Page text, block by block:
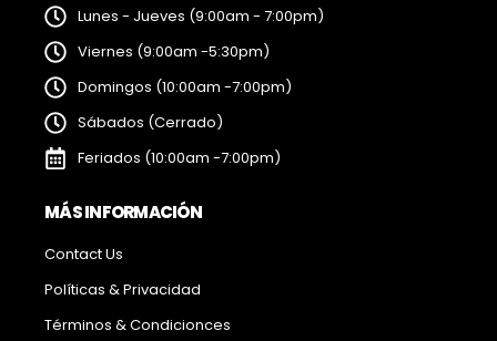
Lunes - Jueves (9:00am - 7:00pm)
Viernes (9:00am -5:30pm)
Domingos (10:00am -7:00pm)
Sábados (Cerrado)
Feriados (10:00am -7:00pm)
MÁS INFORMACIÓN
Contact Us
Políticas & Privacidad
Términos & Condicionces